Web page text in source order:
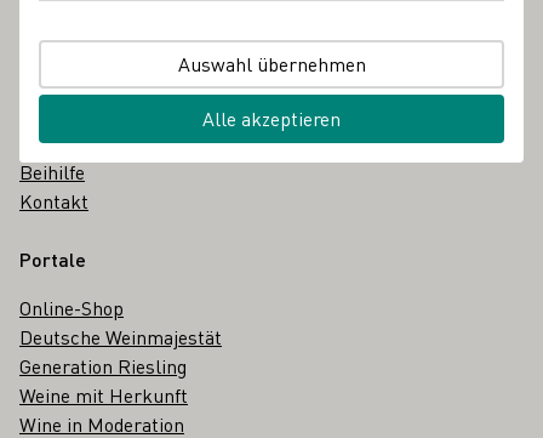
Über uns in einfacher Sprache
Glossar
Vergabebekanntmachungen
Beihilfe
Kontakt
Portale
Online-Shop
Deutsche Weinmajestät
Generation Riesling
Weine mit Herkunft
Wine in Moderation
Auswahl übernehmen
Alle akzeptieren